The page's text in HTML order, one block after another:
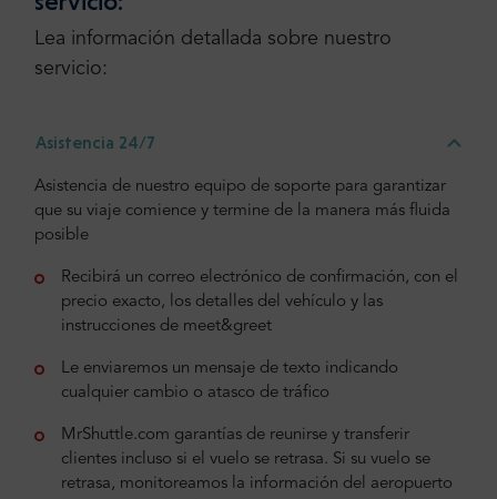
Lea información detallada sobre nuestro
servicio:
Asistencia 24/7
Asistencia de nuestro equipo de soporte para garantizar
que su viaje comience y termine de la manera más fluida
posible
Recibirá un correo electrónico de confirmación, con el
precio exacto, los detalles del vehículo y las
instrucciones de meet&greet
Le enviaremos un mensaje de texto indicando
cualquier cambio o atasco de tráfico
MrShuttle.com garantías de reunirse y transferir
clientes incluso si el vuelo se retrasa. Si su vuelo se
retrasa, monitoreamos la información del aeropuerto